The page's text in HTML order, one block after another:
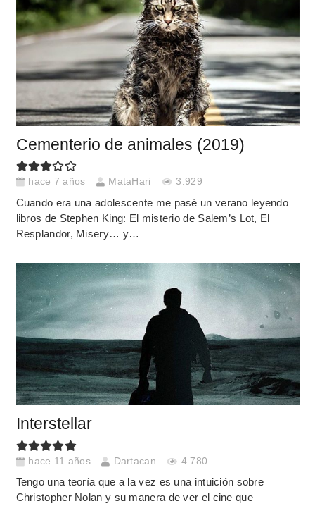
Cementerio de animales (2019)
hace 7 años MataHari 3.929
Cuando era una adolescente me pasé un verano leyendo
libros de Stephen King: El misterio de Salem’s Lot, El
Resplandor, Misery… y…
Interstellar
hace 11 años Dartacan 4.780
Tengo una teoría que a la vez es una intuición sobre
Christopher Nolan y su manera de ver el cine que